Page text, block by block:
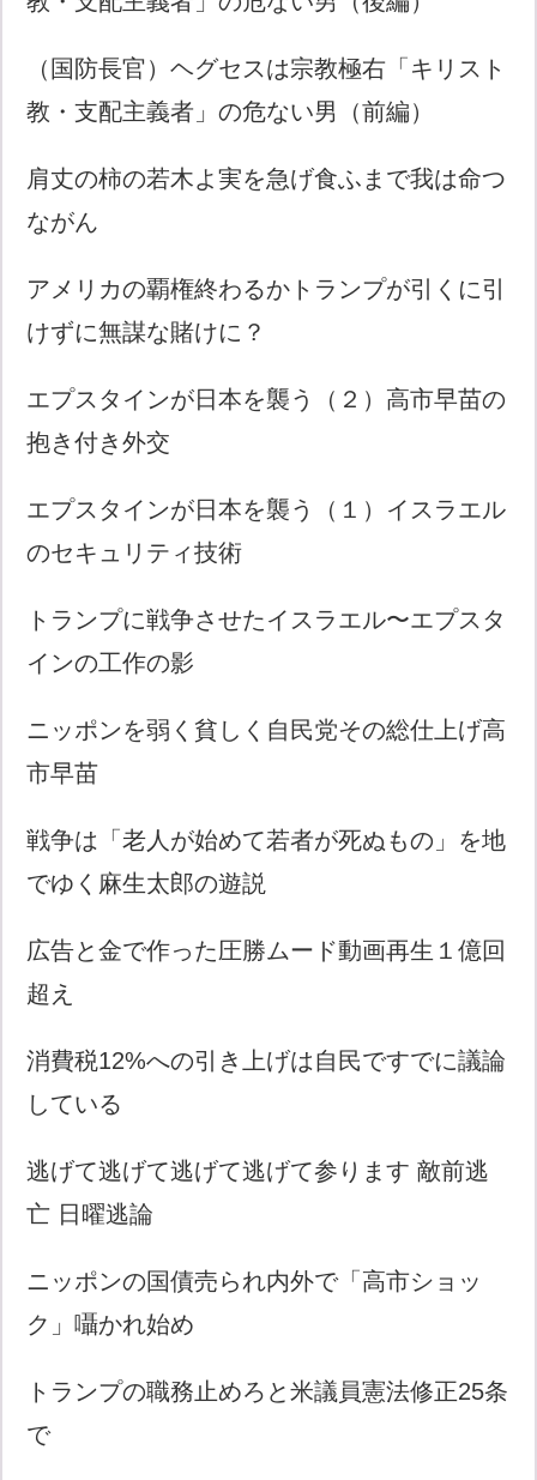
（国防長官）ヘグセスは宗教極右「キリスト
教・支配主義者」の危ない男（前編）
肩丈の柿の若木よ実を急げ食ふまで我は命つ
ながん
アメリカの覇権終わるかトランプが引くに引
けずに無謀な賭けに？
エプスタインが日本を襲う（２）高市早苗の
抱き付き外交
エプスタインが日本を襲う（１）イスラエル
のセキュリティ技術
トランプに戦争させたイスラエル〜エプスタ
インの工作の影
ニッポンを弱く貧しく自民党その総仕上げ高
市早苗
戦争は「老人が始めて若者が死ぬもの」を地
でゆく麻生太郎の遊説
広告と金で作った圧勝ムード動画再生１億回
超え
消費税12%への引き上げは自民ですでに議論
している
逃げて逃げて逃げて逃げて参ります 敵前逃
亡 日曜逃論
ニッポンの国債売られ内外で「高市ショッ
ク」囁かれ始め
トランプの職務止めろと米議員憲法修正25条
で